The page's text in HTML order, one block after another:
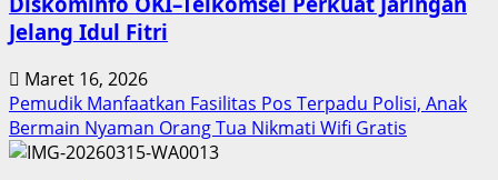
Jelang Idul Fitri
Maret 16, 2026
Pemudik Manfaatkan Fasilitas Pos Terpadu Polisi, Anak
Bermain Nyaman Orang Tua Nikmati Wifi Gratis